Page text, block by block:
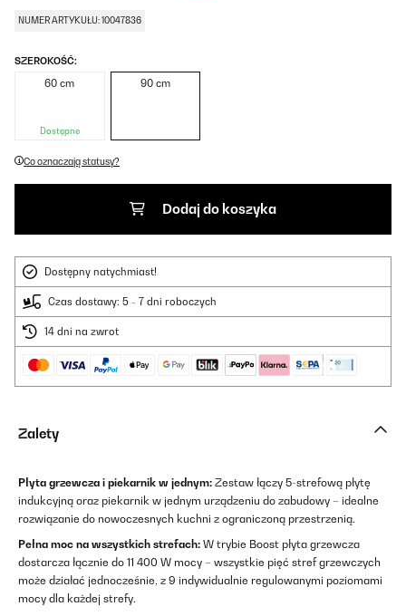
NUMER ARTYKUŁU: 10047836
SZEROKOŚĆ:
60 cm
Dostępne
90 cm
Co oznaczają statusy?
Dodaj do koszyka
Dostępny natychmiast!
Czas dostawy: 5 - 7 dni roboczych
14 dni na zwrot
Zalety
Płyta grzewcza i piekarnik w jednym: Zestaw łączy 5-strefową płytę
indukcyjną oraz piekarnik w jednym urządzeniu do zabudowy – idealne
rozwiązanie do nowoczesnych kuchni z ograniczoną przestrzenią.
Pełna moc na wszystkich strefach: W trybie Boost płyta grzewcza
dostarcza łącznie do 11 400 W mocy – wszystkie pięć stref grzewczych
może działać jednocześnie, z 9 indywidualnie regulowanymi poziomami
mocy dla każdej strefy.